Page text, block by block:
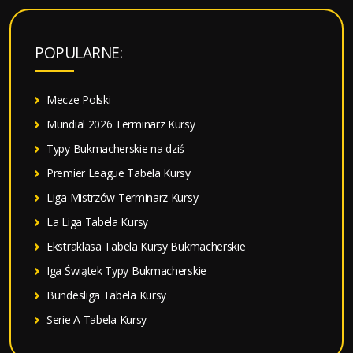
k
POPULARNE:
Mecze Polski
Mundial 2026 Terminarz Kursy
Typy Bukmacherskie na dziś
Premier League Tabela Kursy
Liga Mistrzów Terminarz Kursy
La Liga Tabela Kursy
Ekstraklasa Tabela Kursy Bukmacherskie
Iga Świątek Typy Bukmacherskie
Bundesliga Tabela Kursy
Serie A Tabela Kursy